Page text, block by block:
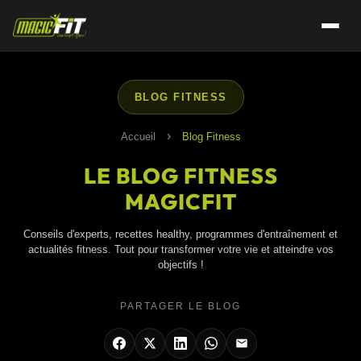
BLOG FITNESS
Accueil › Blog Fitness
LE BLOG FITNESS
MAGICFIT
Conseils d'experts, recettes healthy, programmes d'entraînement et
actualités fitness. Tout pour transformer votre vie et atteindre vos
objectifs !
PARTAGER LE BLOG